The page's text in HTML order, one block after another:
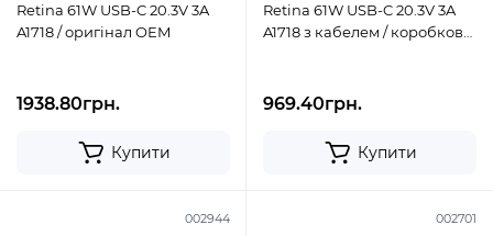
Retina 61W USB-C 20.3V 3A
A1718 / оригінал OEM
1938.80грн.
Купити
Retina 61W USB-C 20.3V 3A
A1718 з кабелем / коробкова
969.40грн.
Купити
002944 002701